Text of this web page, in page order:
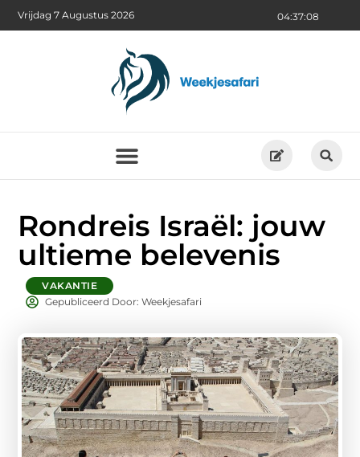
04:37:10
Vrijdag 7 Augustus 2026
Rondreis Israël: jouw
ultieme belevenis
VAKANTIE
Gepubliceerd Door: Weekjesafari